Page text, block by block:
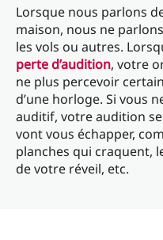
Lorsque nous parlons
maison, nous ne
les vols ou autres.
perte d’audition, votre
ne plus percevoir
d’une horloge. Si vous
auditif, votre audition
vont vous échapper,
planches qui craquent,
de votre réveil, etc.